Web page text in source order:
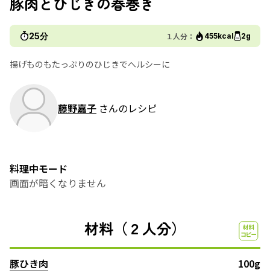
25分 １人分： 455kcal 2g
揚げものもたっぷりのひじきでへルシーに
藤野嘉子 さんのレシピ
料理中モード
画面が暗くなりません
材料（２人分）
豚ひき肉
100g